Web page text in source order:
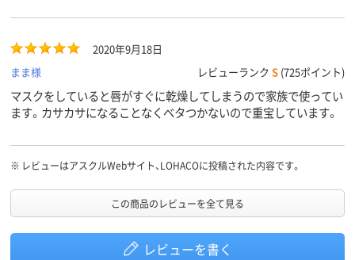
2020年9月18日
まま様
レビューランク S (725ポイント)
マスクをしていると唇がすぐに乾燥してしまうので家族で使ってい
ます。カサカサになることなくベタつかないので重宝しています。
※ レビューはアスクルWebサイト、LOHACOに投稿された内容です。
この商品のレビューを全て見る
レビューを書く